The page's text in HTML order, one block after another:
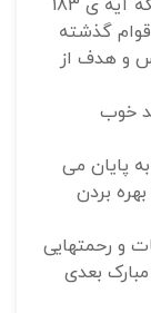
در اینجا نکته ای قابل تامل است و آن اینکه آیه ی 183
گذشته
و هدف از
خوب
پایان می
بردن
و رحمتهایی
بعدی